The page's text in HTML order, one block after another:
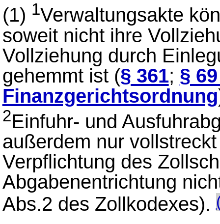
(1) 1Verwaltungsakte
soweit nicht ihre
Vollziehung durch
gehemmt ist (§ 361; §
Finanzgerichtsordnung
2Einfuhr- und
außerdem nur
Verpflichtung des
Abgabenentrichtung
Abs.2 des Zollkodexes).